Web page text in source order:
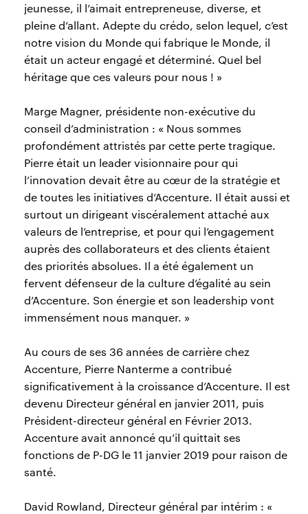
jeunesse, il l’aimait entrepreneuse, diverse, et
pleine d’allant. Adepte du crédo, selon lequel, c’est
notre vision du Monde qui fabrique le Monde, il
était un acteur engagé et déterminé. Quel bel
héritage que ces valeurs pour nous ! »
Marge Magner, présidente non-exécutive du
conseil d’administration : « Nous sommes
profondément attristés par cette perte tragique.
Pierre était un leader visionnaire pour qui
l’innovation devait être au cœur de la stratégie et
de toutes les initiatives d’Accenture. Il était aussi et
surtout un dirigeant viscéralement attaché aux
valeurs de l’entreprise, et pour qui l’engagement
auprès des collaborateurs et des clients étaient
des priorités absolues. Il a été également un
fervent défenseur de la culture d’égalité au sein
d’Accenture. Son énergie et son leadership vont
immensément nous manquer. »
Au cours de ses 36 années de carrière chez
Accenture, Pierre Nanterme a contribué
significativement à la croissance d’Accenture. Il est
devenu Directeur général en janvier 2011, puis
Président-directeur général en Février 2013.
Accenture avait annoncé qu’il quittait ses
fonctions de P-DG le 11 janvier 2019 pour raison de
santé.
David Rowland, Directeur général par intérim : «